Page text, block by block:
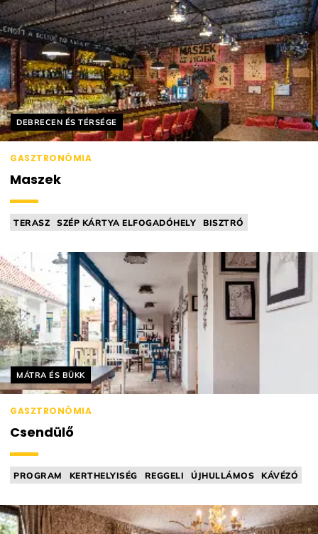
Helyszín címkék:
DEBRECEN ÉS TÉRSÉGE
GASZTRONÓMIA
Maszek
TERASZ SZÉP KÁRTYA ELFOGADÓHELY
BISZTRÓ
Helyszín címkék:
MÁTRA ÉS BÜKK
GASZTRONÓMIA
Csendülő
PROGRAM KERTHELYISÉG REGGELI ÚJHULLÁMOS KÁVÉZÓ